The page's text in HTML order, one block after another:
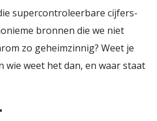
supercontroleerbare cijfers-
bronnen die we niet
zo geheimzinnig? Weet je
wie weet het dan, en waar staat